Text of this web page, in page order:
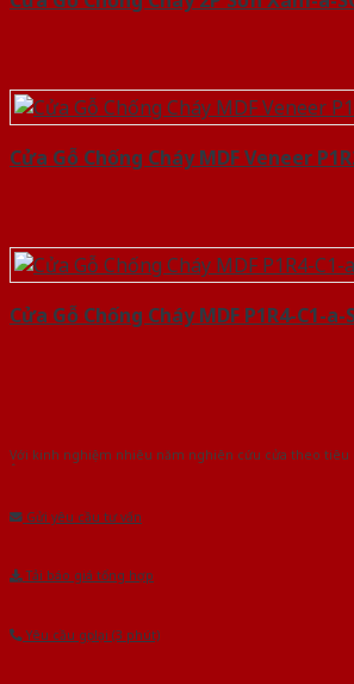
Cửa Gỗ Chống Cháy MDF Veneer
Cửa Gỗ Chống Cháy MDF P1R4-C1-a-
Với kinh nghiệm nhiêu năm nghiên cứu cửa theo tiêu
Gửi yêu cầu tư vấn
Tải báo giá tổng hợp
Yêu cầu gọi lại (3 phút)